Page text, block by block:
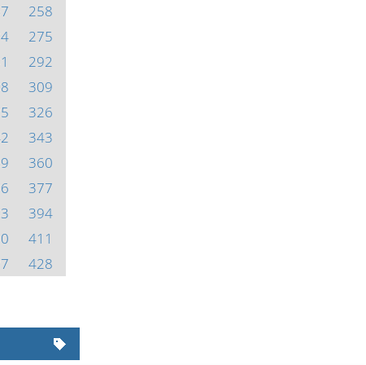
258
275
292
309
326
343
360
377
394
411
428